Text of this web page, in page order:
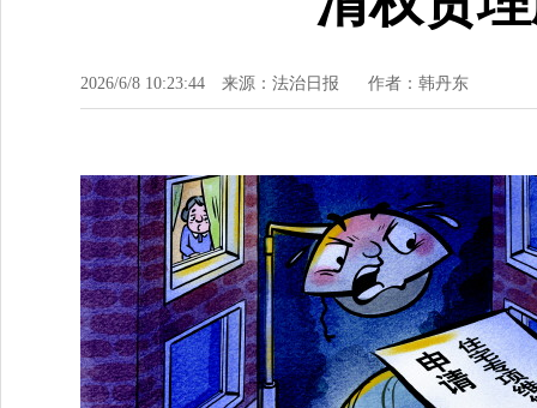
2026/6/8 10:23:44 来源：法治日报 作者：韩丹东